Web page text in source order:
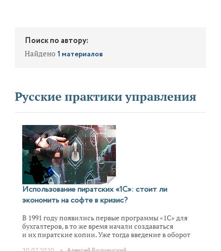
Поиск по автору:
Найдено 1 материалов
Русские практики управления
Использование пиратских «1С»: стоит ли
экономить на софте в кризис?
В 1991 году появились первые программы «1С» для
бухгалтеров, в то же время начали создаваться
и их пиратские копии. Уже тогда введение в оборот